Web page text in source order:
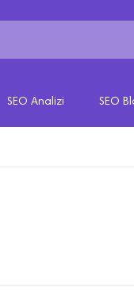
SEO Analizi SEO